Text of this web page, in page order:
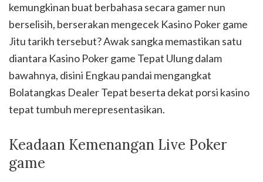
kemungkinan buat berbahasa secara gamer nun
berselisih, berserakan mengecek Kasino Poker game
Jitu tarikh tersebut? Awak sangka memastikan satu
diantara Kasino Poker game Tepat Ulung dalam
bawahnya, disini Engkau pandai mengangkat
Bolatangkas Dealer Tepat beserta dekat porsi kasino
tepat tumbuh merepresentasikan.
Keadaan Kemenangan Live Poker
game